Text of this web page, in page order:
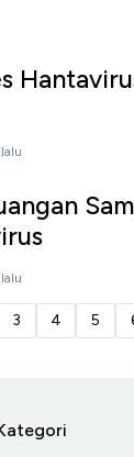
3 4 5